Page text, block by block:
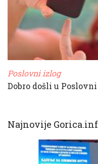
Poslovni izlog
Dobro došli u
Najnovije